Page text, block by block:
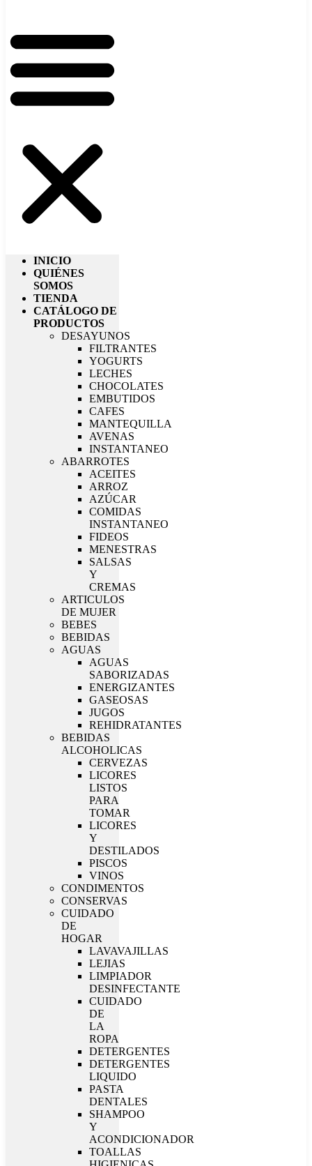
INICIO
QUIÉNES
SOMOS
TIENDA
CATÁLOGO DE
PRODUCTOS
DESAYUNOS
FILTRANTES
YOGURTS
LECHES
CHOCOLATES
EMBUTIDOS
CAFES
MANTEQUILLA
AVENAS
INSTANTANEO
ABARROTES
ACEITES
ARROZ
AZÚCAR
COMIDAS
INSTANTANEO
FIDEOS
MENESTRAS
SALSAS
Y
CREMAS
ARTICULOS
DE MUJER
BEBES
BEBIDAS
AGUAS
AGUAS
SABORIZADAS
ENERGIZANTES
GASEOSAS
JUGOS
REHIDRATANTES
BEBIDAS
ALCOHOLICAS
CERVEZAS
LICORES
LISTOS
PARA
TOMAR
LICORES
Y
DESTILADOS
PISCOS
VINOS
CONDIMENTOS
CONSERVAS
CUIDADO
DE
HOGAR
LAVAVAJILLAS
LEJIAS
LIMPIADOR
DESINFECTANTE
CUIDADO
DE
LA
ROPA
DETERGENTES
DETERGENTES
LIQUIDO
PASTA
DENTALES
SHAMPOO
Y
ACONDICIONADOR
TOALLAS